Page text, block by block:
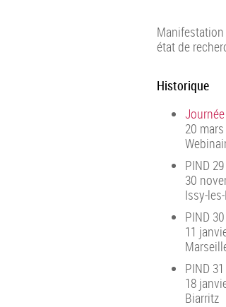
état de
Historique
20
PIND
30
Issy-
PIND
11
PIND
18
Biarritz